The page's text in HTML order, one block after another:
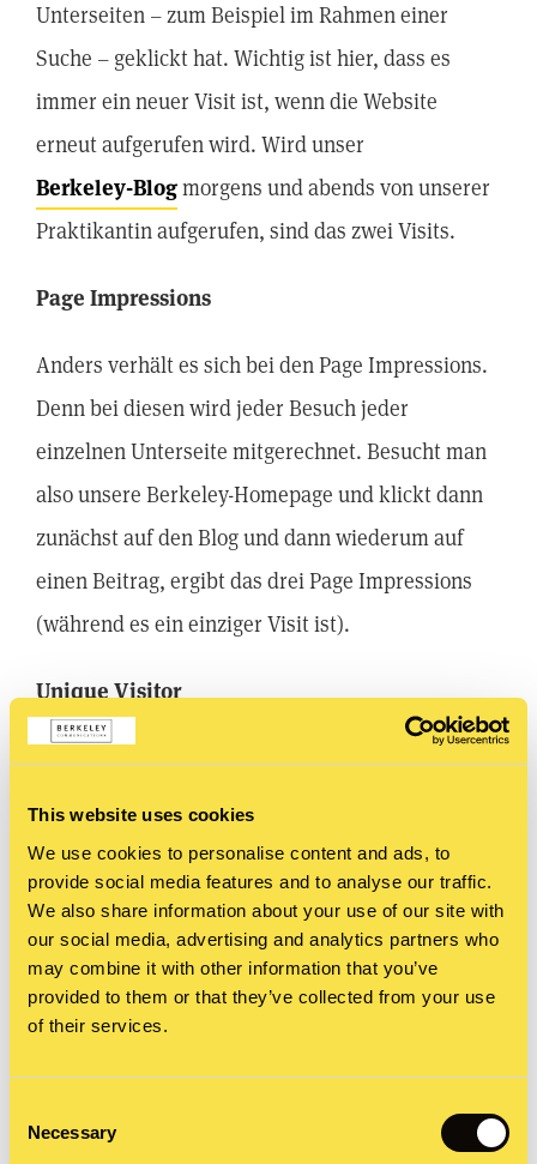
This website uses cookies
We use cookies to personalise content and ads, to
provide social media features and to analyse our traffic.
We also share information about your use of our site with
our social media, advertising and analytics partners who
may combine it with other information that you’ve
provided to them or that they’ve collected from your use
of their services.
Selection
Necessary
Unterseiten – zum Beispiel im Rahmen einer
Suche – geklickt hat. Wichtig ist hier, dass es
immer ein neuer Visit ist, wenn die Website
erneut aufgerufen wird. Wird unser
Berkeley-Blogmorgens und abends von unserer
Praktikantin aufgerufen, sind das zwei Visits.
Page Impressions
Anders verhält es sich bei den Page Impressions.
Denn bei diesen wird jeder Besuch jeder
einzelnen Unterseite mitgerechnet. Besucht man
also unsere Berkeley-Homepage und klickt dann
zunächst auf den Blog und dann wiederum auf
einen Beitrag, ergibt das drei Page Impressions
(während es ein einziger Visit ist).
Unique Visitor
handelt es sich um einen Besucher, der als